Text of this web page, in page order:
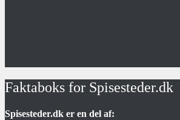
Faktaboks for Spisesteder.dk
Spisesteder.dk er en del af: